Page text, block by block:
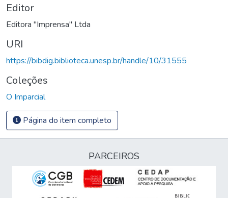
Editor
Editora "Imprensa" Ltda
URI
https://bibdig.biblioteca.unesp.br/handle/10/31555
Coleções
O Imparcial
Página do item completo
PARCEIROS